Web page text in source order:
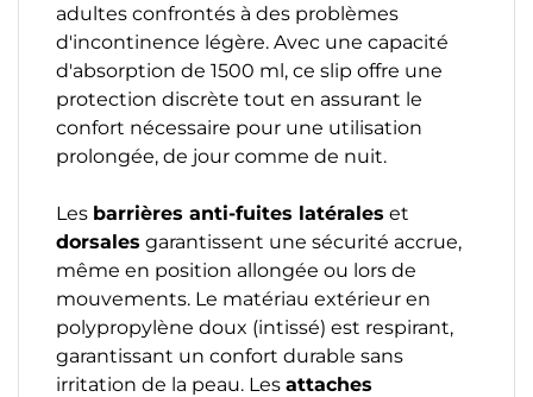
adultes confrontés à des problèmes
d'incontinence légère. Avec une capacité
d'absorption de 1500 ml, ce slip offre une
protection discrète tout en assurant le
confort nécessaire pour une utilisation
prolongée, de jour comme de nuit.
Les barrières anti-fuites latérales et
dorsales garantissent une sécurité accrue,
même en position allongée ou lors de
mouvements. Le matériau extérieur en
polypropylène doux (intissé) est respirant,
garantissant un confort durable sans
irritation de la peau. Les attaches